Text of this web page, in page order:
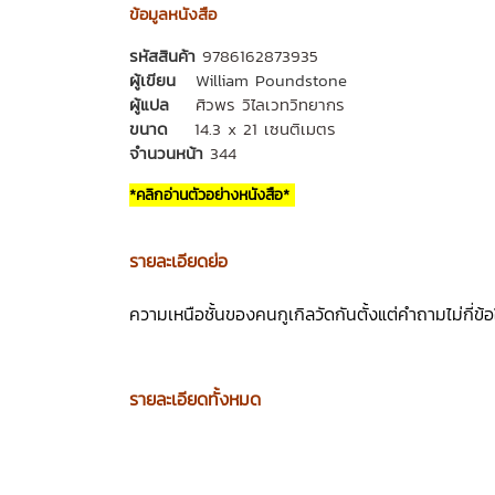
ข้อมูลหนังสือ
รหัสสินค้า 9786162873935
ผู้เขียน
William Poundstone
ผู้แปล ศิวพร วิไลเวทวิทยากร
ขนาด 14.3 x 21 เซนติเมตร
จำนวนหน้า 344
*คลิกอ่านตัวอย่างหนังสือ*
รายละเอียดย่อ
ความเหนือชั้นของคนกูเกิลวัดกันตั้งแต่คำถามไม่กี่ข้
รายละเอียดทั้งหมด